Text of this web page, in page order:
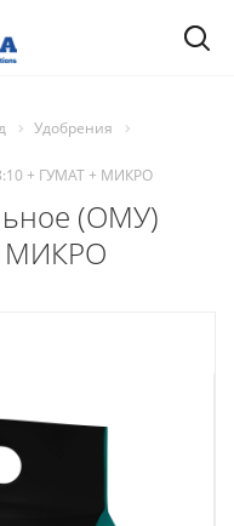
Удобрения
+ ГУМАТ + МИКРО
(ОМУ)
МИКРО